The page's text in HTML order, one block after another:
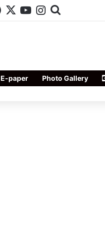
Facebook
X YouTube
Instagram
E-paper Photo Gallery